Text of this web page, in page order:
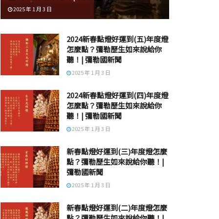
2025 年 1 月 3 日
2024新春點燈好運到(五)年度燈
怎麼點？彌勒歷生如來說給你
聽！| 彌勒國新聞
2025 年 1 月 3 日
2024新春點燈好運到(四)年度燈
怎麼點？彌勒歷生如來說給你
聽！| 彌勒國新聞
2025 年 1 月 3 日
新春點燈好運到(三)年度燈怎麼
點？彌勒歷生如來說給你聽！|
彌勒國新聞
2025 年 1 月 3 日
新春點燈好運到(二)年度燈怎麼